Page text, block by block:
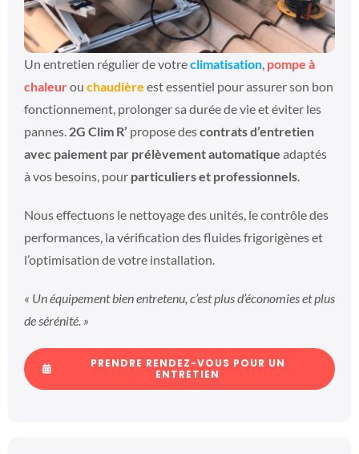
Un entretien régulier de votreclimatisation, pompe à
chaleurou chaudière est essentiel pour assurer son bon
fonctionnement, prolonger sa durée de vie et éviter les
pannes. 2G Clim R’ propose descontrats d’entretien
avec paiement par prélèvement automatique adaptés
à vos besoins, pour particuliers et professionnels.
Nous effectuons le nettoyage des unités, le contrôle des
performances, la vérification des fluides frigorigènes et
l’optimisation de votre installation.
« Un équipement bien entretenu, c’est plus d’économies et plus
de sérénité. »
PRENDRE RENDEZ-VOUS POUR UN
ENTRETIEN